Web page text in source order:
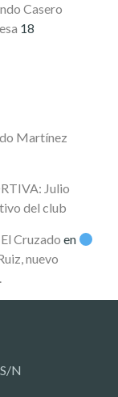
Casero
18
Martínez
Julio
del club
Cruzado en
nuevo
N